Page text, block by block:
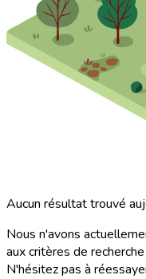
Aucun résultat trouvé
Nous n'avons
aux critères de
N'hésitez pas à